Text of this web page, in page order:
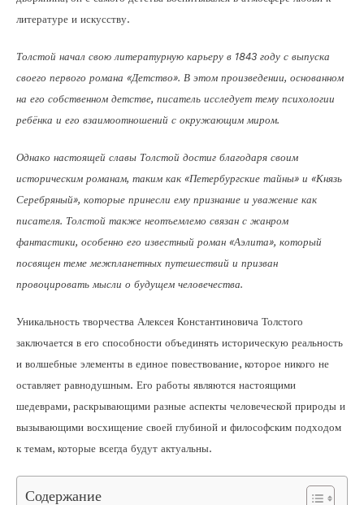
литературе и искусству.
Толстой начал свою литературную карьеру в 1843 году с выпуска
своего первого романа «Детство». В этом произведении, основанном
на его собственном детстве, писатель исследует тему психологии
ребёнка и его взаимоотношений с окружающим миром.
Однако настоящей славы Толстой достиг благодаря своим
историческим романам, таким как «Петербургские тайны» и «Князь
Серебряный», которые принесли ему признание и уважение как
писателя. Толстой также неотъемлемо связан с жанром
фантастики, особенно его известный роман «Аэлита», который
посвящен теме межпланетных путешествий и призван
провоцировать мысли о будущем человечества.
Уникальность творчества Алексея Константиновича Толстого
заключается в его способности объединять историческую реальность
и волшебные элементы в единое повествование, которое никого не
оставляет равнодушным. Его работы являются настоящими
шедеврами, раскрывающими разные аспекты человеческой природы и
вызывающими восхищение своей глубиной и философским подходом
к темам, которые всегда будут актуальны.
Содержание